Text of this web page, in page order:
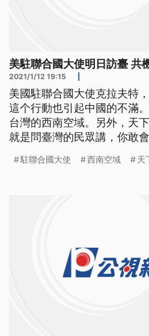
美駐聯合國大使明日訪臺 共
2021/1/12 19:15
美國駐聯合國大使克拉夫特
這个行動也引起中國的不滿
台灣的西南空域。另外，天
就是問臺灣的民眾講，你敢
合國常任大使克拉夫特13號
駐聯合國大使 西南空域 天